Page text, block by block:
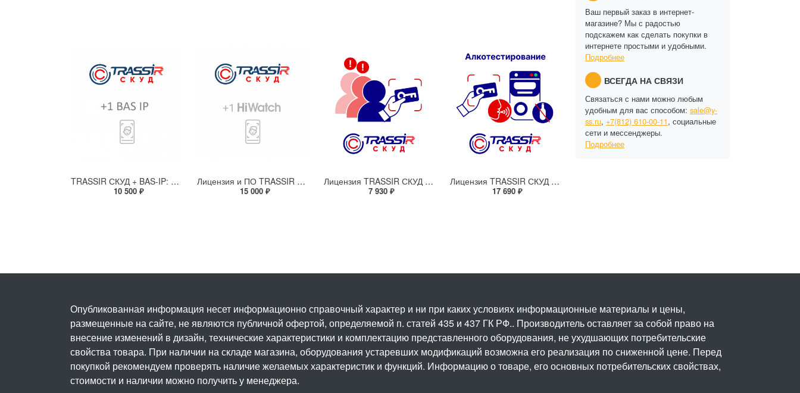
TRASSIR СКУД + BAS-IP: интеграция для подключения домофонной панели к серверу TRASSIR
10 500 ₽
Лицензия и ПО TRASSIR СКУД + 1 HiWatch Face
15 000 ₽
Лицензия TRASSIR СКУД Детектирование нарушений проходов
7 930 ₽
Лицензия TRASSIR СКУД Алкотестирование
17 690 ₽
Ваш первый заказ в интернет-
магазине? Мы с радостью
подскажем как сделать покупки в
интернете простыми и удобными.
Подробнее
ВСЕГДА НА СВЯЗИ
Связаться с нами можно любым
удобным для вас способом: sale@y-
ss.ru, +7(812) 610-00-11, социальные
сети и мессенджеры.
Подробнее
Опубликованная информация несет информационно справочный характер и ни при каких условиях информационные материалы и цены,
размещенные на сайте, не являются публичной офертой, определяемой п. статей 435 и 437 ГК РФ.. Производитель оставляет за собой право на
внесение изменений в дизайн, технические характеристики и комплектацию представленного оборудования, не ухудшающих потребительские
свойства товара. При наличии на складе магазина, оборудования устаревших модификаций возможна его реализация по сниженной цене. Перед
покупкой рекомендуем проверять наличие желаемых характеристик и функций. Информацию о товаре, его основных потребительских свойствах,
стоимости и наличии можно получить у менеджера.